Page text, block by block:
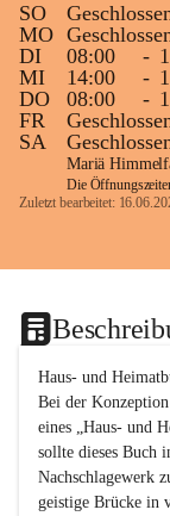
SO
MO
DI
08:00 -
MI
14:00 -
DO
08:00 -
FR
SA
Mariä
Die
Zuletzt bearbeitet:
Haus- und
Bei der
eines „Haus- und
sollte dieses Buch
Nachschlagewerk
geistige Brücke in